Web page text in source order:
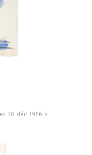
30 déc 1966 »